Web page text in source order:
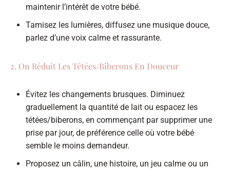
maintenir l’intérêt de votre bébé.
Tamisez les lumières, diffusez une musique douce,
parlez d’une voix calme et rassurante.
2. On Réduit Les Tétées/Biberons En Douceur
Évitez les changements brusques. Diminuez
graduellement la quantité de lait ou espacez les
tétées/biberons, en commençant par supprimer une
prise par jour, de préférence celle où votre bébé
semble le moins demandeur.
Proposez un câlin, une histoire, un jeu calme ou un